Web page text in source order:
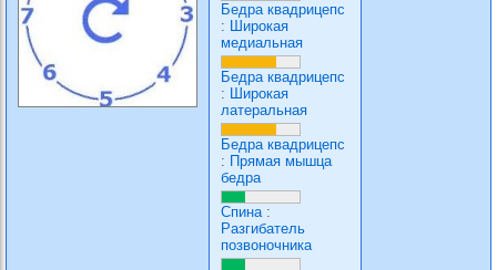
Бедра квадрицепс
: Широкая
медиальная
Бедра квадрицепс
: Широкая
латеральная
Бедра квадрицепс
: Прямая мышца
бедра
Спина:
Разгибатель
позвоночника